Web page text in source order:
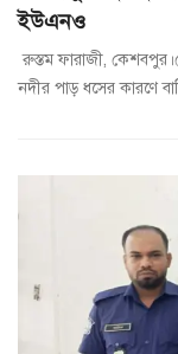
ইউএনও
রুস্তম ফারাজী,
নদীর পাড় ধসের কারণে